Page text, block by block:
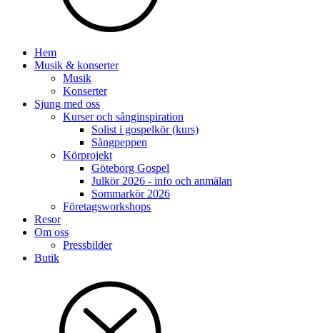
Hem
Musik & konserter
Musik
Konserter
Sjung med oss
Kurser och sånginspiration
Solist i gospelkör (kurs)
Sångpeppen
Körprojekt
Göteborg Gospel
Julkör 2026 - info och anmälan
Sommarkör 2026
Företagsworkshops
Resor
Om oss
Pressbilder
Butik